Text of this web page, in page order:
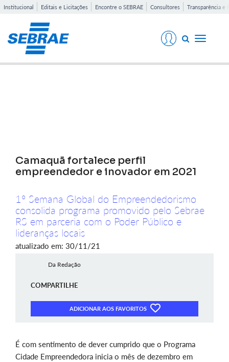
Institucional Editais e Licitações Encontre o SEBRAE Consultores Transparência e
Toggle
Camaquã fortalece perfil
empreendedor e inovador em 2021
1° Semana Global do Empreendedorismo
consolida programa promovido pelo Sebrae
RS em parceria com o Poder Público e
lideranças locais
atualizado em: 30/11/21
Da Redação
COMPARTILHE
ADICIONAR AOS FAVORITOS
É com sentimento de dever cumprido que o Programa
Cidade Empreendedora inicia o mês de dezembro em